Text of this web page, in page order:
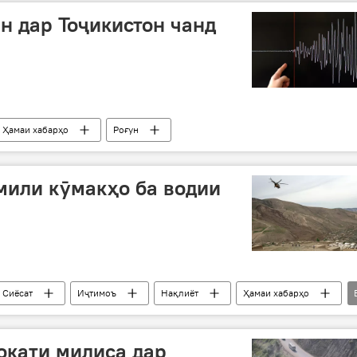
дар Тоҷикистон чанд
Ҳамаи хабарҳо Роғун
кӯмакҳо ба водии
Сиёсат Иҷтимоъ Нақлиёт
Ҳамаи хабарҳо
Рӯшон Ванҷ
Бартанг
раиси вилояти Бадахшон
милиса дар